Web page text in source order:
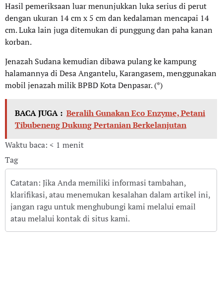
Hasil pemeriksaan luar menunjukkan luka serius di perut
dengan ukuran 14 cm x 5 cm dan kedalaman mencapai 14
cm. Luka lain juga ditemukan di punggung dan paha kanan
korban.
Jenazah Sudana kemudian dibawa pulang ke kampung
halamannya di Desa Angantelu, Karangasem, menggunakan
mobil jenazah milik BPBD Kota Denpasar. (*)
BACA JUGA : Beralih Gunakan Eco Enzyme, Petani
Tibubeneng Dukung Pertanian Berkelanjutan
Waktu baca: < 1 menit
Tag
Catatan: Jika Anda memiliki informasi tambahan,
klarifikasi, atau menemukan kesalahan dalam artikel ini,
jangan ragu untuk menghubungi kami melalui email
atau melalui kontak di situs kami.